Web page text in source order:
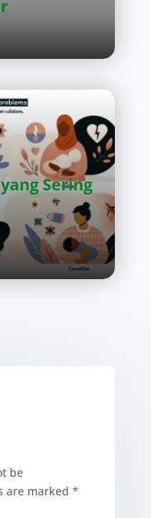
Sering
be
are marked *